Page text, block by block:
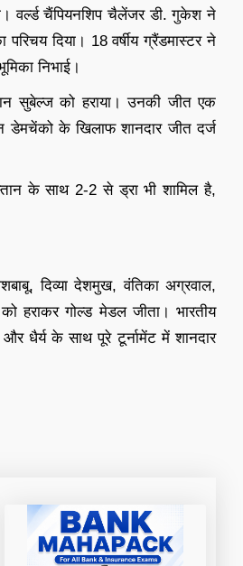
वर्ल्ड चैंपियनशिप चैलेंजर डी. गुकेश ने
दिया। 18 वर्षीय ग्रैंडमास्टर ने
निभाई।
सुबेल्ज को हराया। उनकी जीत एक
के खिलाफ शानदार जीत दर्ज
के साथ 2-2 से ड्रा भी शामिल है,
दिव्या देशमुख, वंतिका अग्रवाल,
हराकर गोल्ड मेडल जीता। भारतीय
धैर्य के साथ पूरे टूर्नामेंट में शानदार